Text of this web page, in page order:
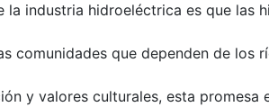
la industria hidroeléctrica es que las
comunidades que dependen de los
y valores culturales, esta promesa